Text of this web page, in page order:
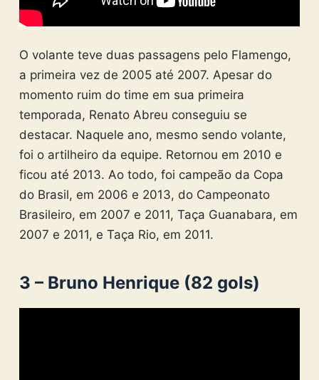
O volante teve duas passagens pelo Flamengo,
a primeira vez de 2005 até 2007. Apesar do
momento ruim do time em sua primeira
temporada, Renato Abreu conseguiu se
destacar. Naquele ano, mesmo sendo volante,
foi o artilheiro da equipe. Retornou em 2010 e
ficou até 2013. Ao todo, foi campeão da Copa
do Brasil, em 2006 e 2013, do Campeonato
Brasileiro, em 2007 e 2011, Taça Guanabara, em
2007 e 2011, e Taça Rio, em 2011.
3 – Bruno Henrique (82 gols)